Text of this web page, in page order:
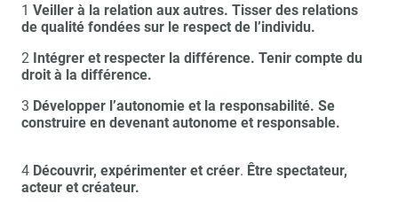
1 Veiller à la relation aux autres. Tisser des relations
de qualité fondées sur le respect de l’individu.
2 Intégrer et respecter la différence. Tenir compte du
droit à la différence.
3 Développer l’autonomie et la responsabilité. Se
construire en devenant autonome et responsable.
4 Découvrir, expérimenter et créer. Être spectateur,
acteur et créateur.